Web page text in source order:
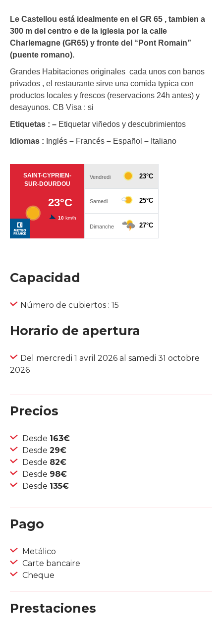
Le Castellou está idealmente en el GR 65 , tambien a
300 m del centro e de la iglesia por la calle
Charlemagne (GR65) y fronte del “Pont Romain”
(puente romano).
Grandes Habitaciones originales cada unos con banos
privados , el restaurante sirve una comida typica con
productos locales y frescos (reservacions 24h antes) y
desayunos. CB Visa : si
Etiquetas : – Etiquetar viñedos y descubrimientos
Idiomas : Inglés – Francés – Español – Italiano
Capacidad
Número de cubiertos : 15
Horario de apertura
Del mercredi 1 avril 2026 al samedi 31 octobre
2026
Precios
Desde 163€
Desde 29€
Desde 82€
Desde 98€
Desde 135€
Pago
Metálico
Carte bancaire
Cheque
Prestaciones